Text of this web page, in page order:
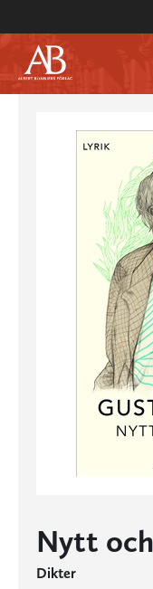
Nytt
Dikter